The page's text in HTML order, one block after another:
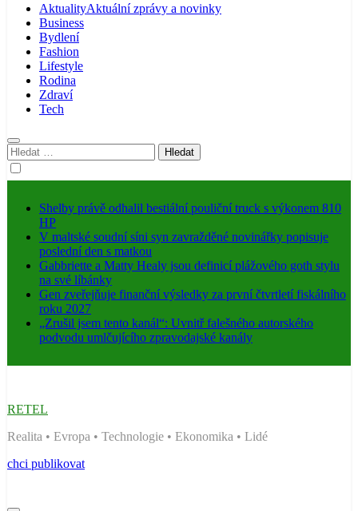
AktualityAktuální zprávy a novinky
Business
Bydlení
Fashion
Lifestyle
Rodina
Zdraví
Tech
Vyhledávání
Shelby právě odhalil bestiální pouliční truck s výkonem 810
HP
V maltské soudní síni syn zavražděné novinářky popisuje
poslední den s matkou
Gabbriette a Matty Healy jsou definicí plážového goth stylu
na své líbánky
Gen zveřejňuje finanční výsledky za první čtvrtletí fiskálního
roku 2027
„Zrušil jsem tento kanál“: Uvnitř falešného autorského
podvodu umlčujícího zpravodajské kanály
RETEL
Realita • Evropa • Technologie • Ekonomika • Lidé
chci publikovat